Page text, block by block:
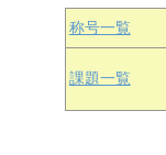
津島善子
中須かすみ
称号一覧
課題一覧